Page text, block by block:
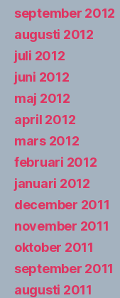
september 2012
augusti 2012
juli 2012
juni 2012
maj 2012
april 2012
mars 2012
februari 2012
januari 2012
december 2011
november 2011
oktober 2011
september 2011
augusti 2011